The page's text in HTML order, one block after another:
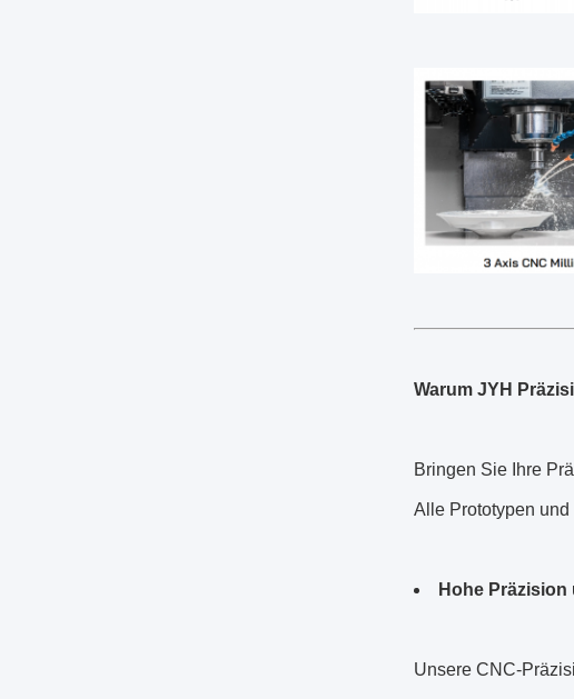
Warum JYH
Bringen Sie Ihre
Alle Prototypen
Hohe Präzision
Unsere CNC-